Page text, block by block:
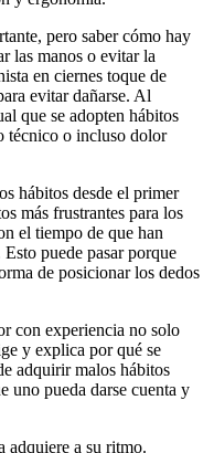
pero saber cómo hay
las manos o evitar la
en ciernes toque de
evitar dañarse. Al
que se adopten hábitos
técnico o incluso dolor
hábitos desde el primer
más frustrantes para los
el tiempo de que han
puede pasar porque
de posicionar los dedos
con experiencia no solo
y explica por qué se
adquirir malos hábitos
uno pueda darse cuenta y
adquiere a su ritmo.